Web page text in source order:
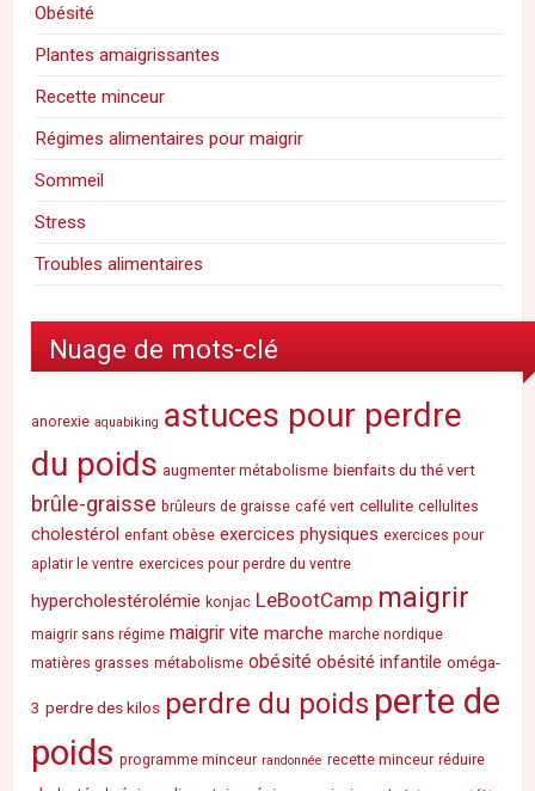
Obésité
Plantes amaigrissantes
Recette minceur
Régimes alimentaires pour maigrir
Sommeil
Stress
Troubles alimentaires
Nuage de mots-clé
anorexie aquabiking astuces pour perdre
du poids augmenter métabolisme bienfaits du thé vert
brûle-graisse brûleurs de graisse café vert cellulite cellulites
cholestérol enfant obèse exercices physiques exercices pour
aplatir le ventre exercices pour perdre du ventre
hypercholestérolémie konjac LeBootCamp maigrir
maigrir sans régime maigrir vite marche marche nordique
matières grasses métabolisme obésité obésité infantile oméga-
3 perdre des kilos perdre du poids perte de
poids programme minceur randonnée recette minceur réduire